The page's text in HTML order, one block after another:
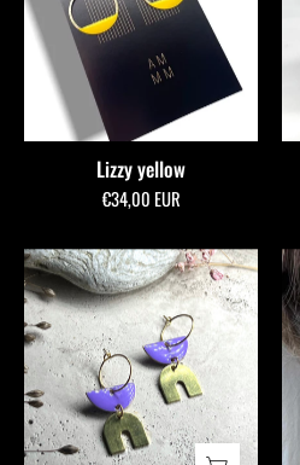
Lizzy yellow
€34,00 EUR
Savy
lilac